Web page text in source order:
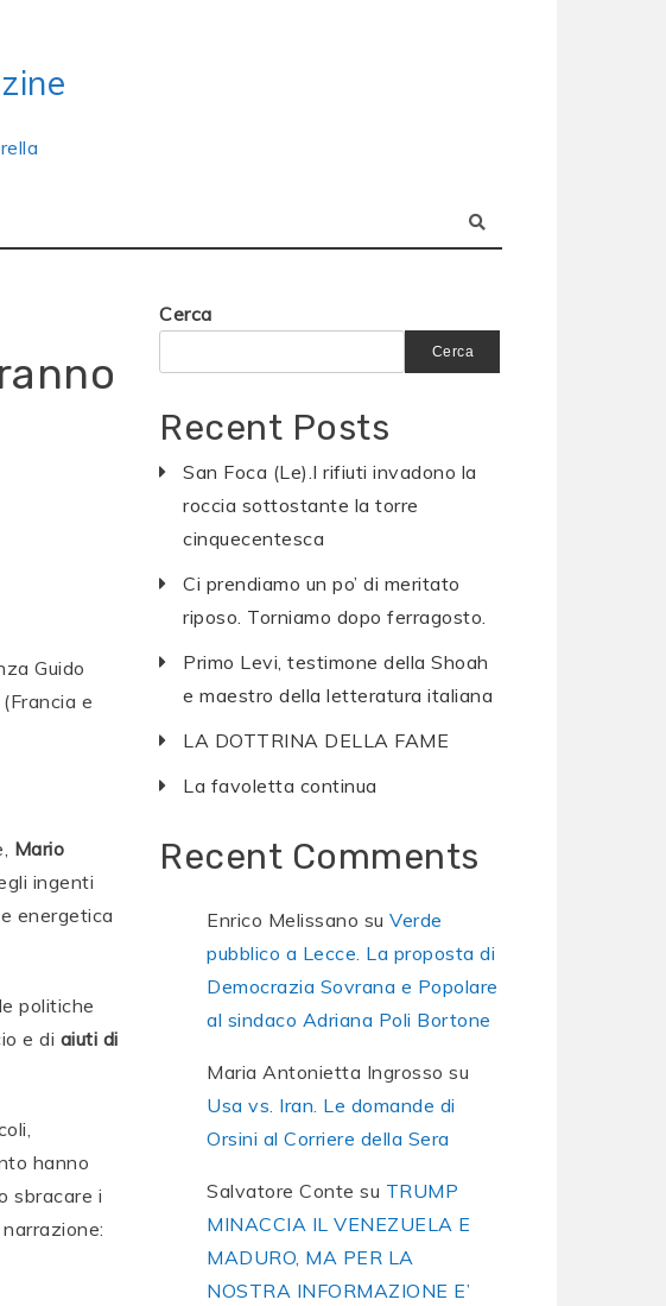
Guido
e
Mario
ingenti
energetica
politiche
e di aiuti di
hanno
sbracare i
Cerca
Cerca
Recent Posts
San Foca (Le).I rifiuti invadono la
roccia sottostante la torre
cinquecentesca
Ci prendiamo un po’ di meritato
riposo. Torniamo dopo ferragosto.
Primo Levi, testimone della Shoah
e maestro della letteratura italiana
LA DOTTRINA DELLA FAME
La favoletta continua
Recent Comments
Enrico Melissano suVerde
pubblico a Lecce. La proposta di
Democrazia Sovrana e Popolare
al sindaco Adriana Poli Bortone
Maria Antonietta Ingrosso su
Usa vs. Iran. Le domande di
Orsini al Corriere della Sera
Salvatore Conte su TRUMP
MINACCIA IL VENEZUELA E
MADURO, MA PER LA
NOSTRA INFORMAZIONE E’